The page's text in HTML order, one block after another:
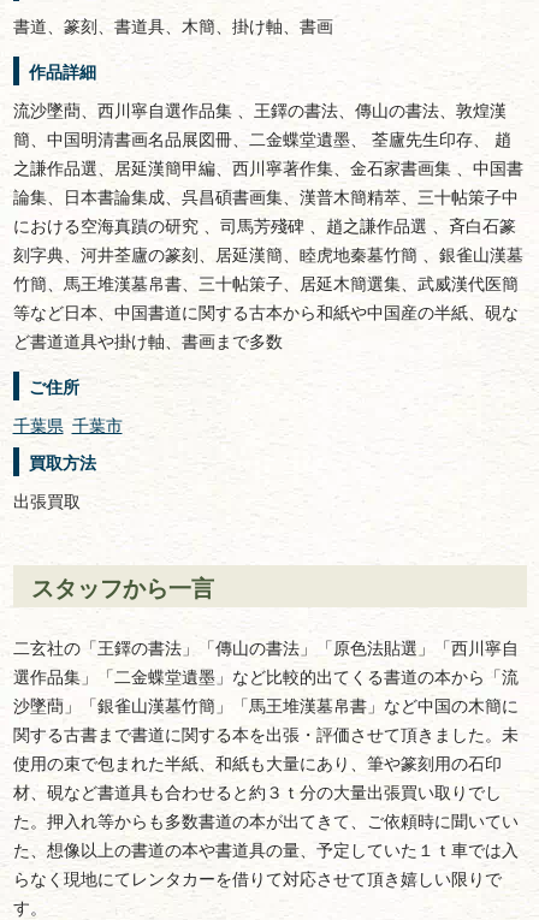
書道、篆刻、書道具、木簡、掛け軸、書画
作品詳細
流沙墜蕳、西川寧自選作品集 、王鐸の書法、傳山の書法、敦煌漢
簡、中国明清書画名品展図冊、二金蝶堂遺墨、 荃廬先生印存、 趙
之謙作品選、居延漢簡甲編、西川寧著作集、金石家書画集 、中国書
論集、日本書論集成、呉昌碩書画集、漢普木簡精萃、三十帖策子中
における空海真蹟の研究 、司馬芳殘碑 、趙之謙作品選 、斉白石篆
刻字典、河井荃廬の篆刻、居延漢簡、睦虎地秦墓竹簡 、銀雀山漢墓
竹簡、馬王堆漢墓帛書、三十帖策子、居延木簡選集、武威漢代医簡
等など日本、中国書道に関する古本から和紙や中国産の半紙、硯な
ど書道道具や掛け軸、書画まで多数
ご住所
千葉県 千葉市
買取方法
出張買取
スタッフから一言
二玄社の「王鐸の書法」「傳山の書法」「原色法貼選」「西川寧自
選作品集」「二金蝶堂遺墨」など比較的出てくる書道の本から「流
沙墜蕳」「銀雀山漢墓竹簡」「馬王堆漢墓帛書」など中国の木簡に
関する古書まで書道に関する本を出張・評価させて頂きました。未
使用の束で包まれた半紙、和紙も大量にあり、筆や篆刻用の石印
材、硯など書道具も合わせると約３ｔ分の大量出張買い取りでし
た。押入れ等からも多数書道の本が出てきて、ご依頼時に聞いてい
た、想像以上の書道の本や書道具の量、予定していた１ｔ車では入
らなく現地にてレンタカーを借りて対応させて頂き嬉しい限りで
す。